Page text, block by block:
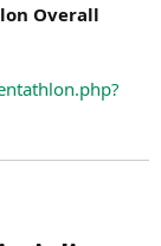
Overall